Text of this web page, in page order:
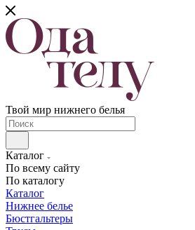
Твой мир нижнего белья
Каталог
По всему сайту
По каталогу
Каталог
Нижнее белье
Бюстгальтеры